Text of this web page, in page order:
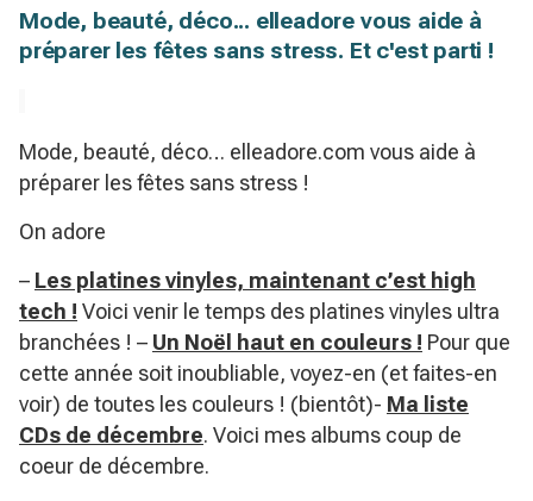
Mode, beauté, déco... elleadore vous aide à
préparer les fêtes sans stress. Et c'est parti !
Mode, beauté, déco… elleadore.com vous aide à
préparer les fêtes sans stress !
On adore
– Les platines vinyles, maintenant c’est high
tech ! Voici venir le temps des platines vinyles ultra
branchées ! – Un Noël haut en couleurs ! Pour que
cette année soit inoubliable, voyez-en (et faites-en
voir) de toutes les couleurs ! (bientôt)- Ma liste
CDs de décembre. Voici mes albums coup de
coeur de décembre.